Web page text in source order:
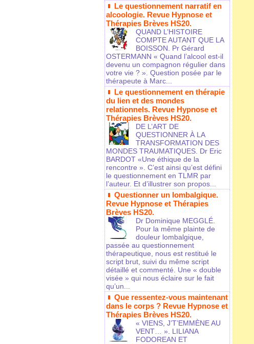
Le questionnement narratif en
alcoologie. Revue Hypnose et
Thérapies Brèves HS20.
QUAND L’HISTOIRE
COMPTE AUTANT QUE LA
BOISSON. Pr Gérard
OSTERMANN « Quand l’alcool est-il
devenu un compagnon régulier dans
votre vie ? ». Question posée par le
thérapeute à Marc...
Le questionnement en thérapie
du lien et des mondes
relationnels. Revue Hypnose et
Thérapies Brèves HS20.
DE L’ART DE
QUESTIONNER À LA
TRANSFORMATION DES
MONDES TRAUMATIQUES. Dr Eric
BARDOT «Une éthique de la
rencontre ». C’est ainsi qu’est défini
le questionnement en TLMR par
l’auteur. Et d’illustrer son propos...
Questionner un lombalgique.
Revue Hypnose et Thérapies
Brèves HS20.
Dr Dominique MEGGLÉ.
Pour la même plainte de
douleur lombalgique,
passée au questionnement
thérapeutique, nous est restitué le
script brut, suivi du même script
détaillé et commenté. Une « double
visée » qui nous éclaire sur le fait
qu’un...
Que ressentez-vous maintenant
dans le corps ? Revue Hypnose et
Thérapies Brèves HS20.
« VIENS, J’T’EMMÈNE AU
VENT… ». LILIANA
FODOREAN ET